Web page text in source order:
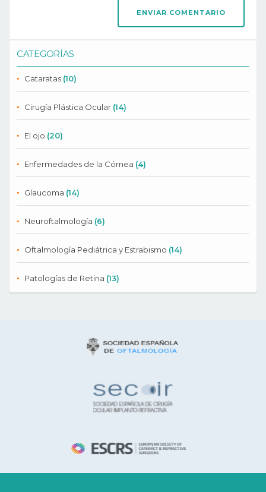
CATEGORÍAS
Cataratas (10)
Cirugía Plástica Ocular (14)
El ojo (20)
Enfermedades de la Córnea (4)
Glaucoma (14)
Neuroftalmología (6)
Oftalmología Pediátrica y Estrabismo (14)
Patologías de Retina (13)